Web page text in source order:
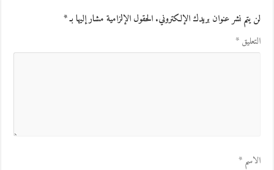
لن يتم نشر عنوان بريدك الإلكتروني.الحقول الإلزامية مشار إليها بـ*
التعليق*
الاسم*